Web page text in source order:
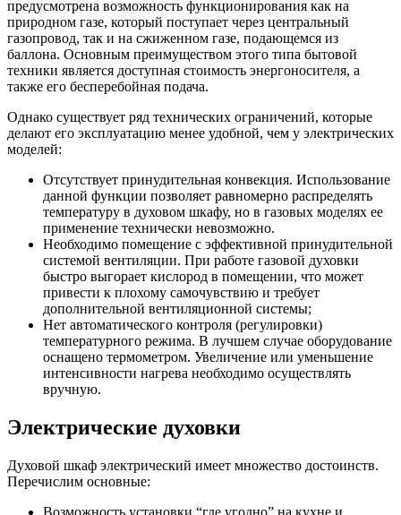
предусмотрена возможность функционирования как на
природном газе, который поступает через центральный
газопровод, так и на сжиженном газе, подающемся из
баллона. Основным преимуществом этого типа бытовой
техники является доступная стоимость энергоносителя, а
также его бесперебойная подача.
Однако существует ряд технических ограничений, которые
делают его эксплуатацию менее удобной, чем у электрических
моделей:
Отсутствует принудительная конвекция. Использование
данной функции позволяет равномерно распределять
температуру в духовом шкафу, но в газовых моделях ее
применение технически невозможно.
Необходимо помещение с эффективной принудительной
системой вентиляции. При работе газовой духовки
быстро выгорает кислород в помещении, что может
привести к плохому самочувствию и требует
дополнительной вентиляционной системы;
Нет автоматического контроля (регулировки)
температурного режима. В лучшем случае оборудование
оснащено термометром. Увеличение или уменьшение
интенсивности нагрева необходимо осуществлять
вручную.
Электрические духовки
Духовой шкаф электрический имеет множество достоинств.
Перечислим основные:
Возможность установки “где угодно” на кухне и